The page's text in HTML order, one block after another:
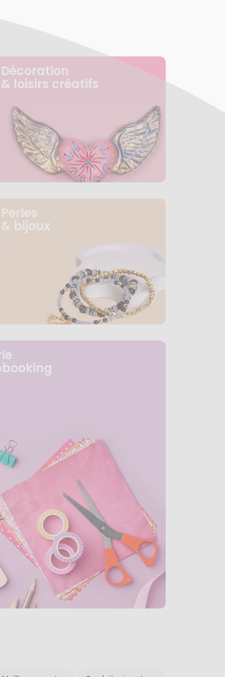
Décoration
& loisirs créatifs
Perles
& bijoux